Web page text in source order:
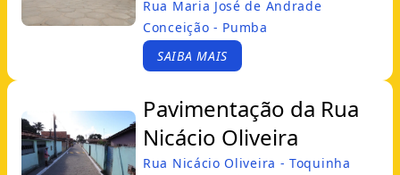
Rua Maria José de Andrade
Conceição - Pumba
SAIBA MAIS
Pavimentação da Rua
Nicácio Oliveira
Rua Nicácio Oliveira - Toquinha